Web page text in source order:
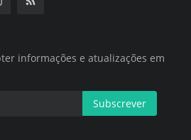
informações e atualizações em
Subscrever